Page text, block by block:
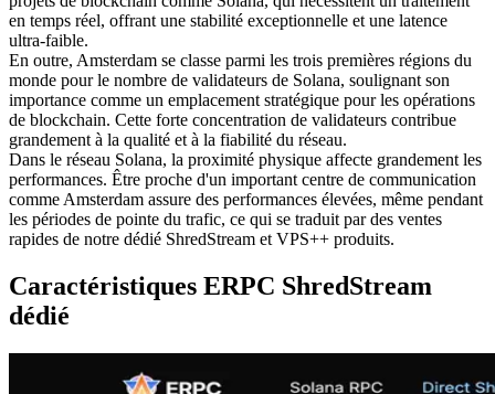
en temps réel, offrant une stabilité exceptionnelle et une latence
ultra-faible.
En outre, Amsterdam se classe parmi les trois premières régions du
monde pour le nombre de validateurs de Solana, soulignant son
importance comme un emplacement stratégique pour les opérations
de blockchain. Cette forte concentration de validateurs contribue
grandement à la qualité et à la fiabilité du réseau.
Dans le réseau Solana, la proximité physique affecte grandement les
performances. Être proche d'un important centre de communication
comme Amsterdam assure des performances élevées, même pendant
les périodes de pointe du trafic, ce qui se traduit par des ventes
rapides de notre dédié ShredStream et VPS++ produits.
Caractéristiques ERPC ShredStream
dédié